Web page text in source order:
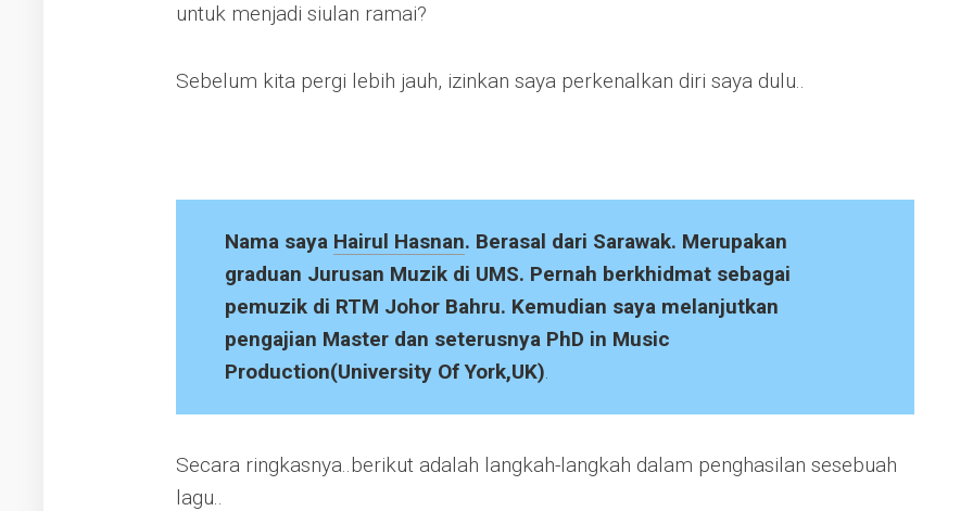
untuk menjadi siulan ramai?
Sebelum kita pergi lebih jauh, izinkan saya perkenalkan diri saya dulu..
Nama saya Hairul Hasnan. Berasal dari Sarawak. Merupakan
graduan Jurusan Muzik di UMS. Pernah berkhidmat sebagai
pemuzik di RTM Johor Bahru. Kemudian saya melanjutkan
pengajian Master dan seterusnya PhD in Music
Production(University Of York,UK).
Secara ringkasnya..berikut adalah langkah-langkah dalam penghasilan sesebuah
lagu..